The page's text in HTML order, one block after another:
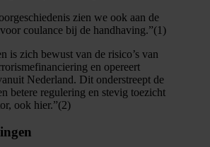
zien we ook aan de
coulance bij de handhaving.”(1)
is zich bewust van de risico’s van
en opereert
Nederland. Dit onderstreept de
betere regulering en stevig toezicht
ook hier.”(2)